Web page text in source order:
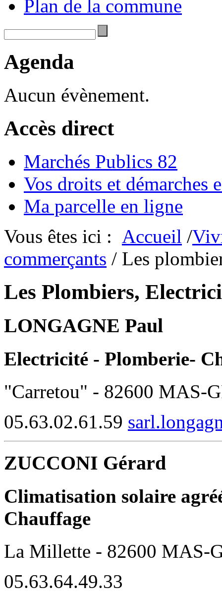
Plan de la commune
Agenda
Aucun évènement.
Accès direct
Marchés Publics 82
Vos droits et démarches
Ma parcelle en ligne
Vous êtes ici : Accueil /
commerçants / Les
Les Plombiers,
LONGAGNE Paul
Electricité - Plomberie-
"Carretou" - 82600 MAS-
05.63.02.61.59
ZUCCONI Gérard
Climatisation solaire
Chauffage
La Millette - 82600 MAS-
05.63.64.49.33